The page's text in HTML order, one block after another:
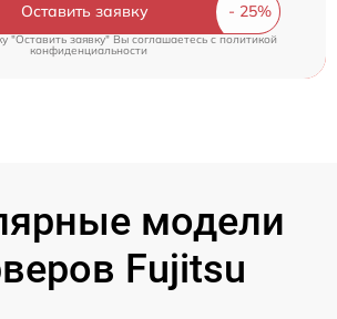
Оставить заявку
"Оставить заявку" Вы соглашаетесь cполитикой
конфиденциальности
модели
Fujitsu